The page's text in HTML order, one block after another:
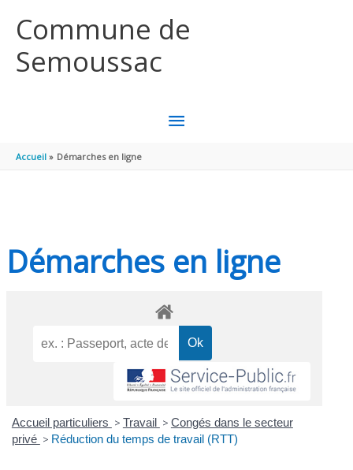
Commune de
Semoussac
MENU
Accueil Démarches en ligne
Démarches en ligne
Accueil particuliers > Travail > Congés dans le secteur
privé > Réduction du temps de travail (RTT)